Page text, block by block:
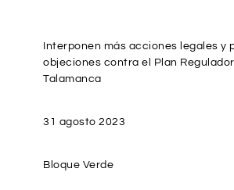
Interponen más acciones legales y
objeciones contra el Plan
Talamanca
31 agosto 2023
Bloque Verde